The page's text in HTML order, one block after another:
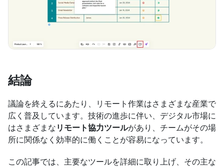
結論
議論を終えるにあたり、リモート作業はさまざまな産業で
広く普及しています。技術の進歩に伴い、デジタル市場に
はさまざまな リモート協力ツールがあり、チームがその場
所に関係なく効率的に働くことが容易になっています。
この記事では、主要なツールを詳細に取り上げ、その主な